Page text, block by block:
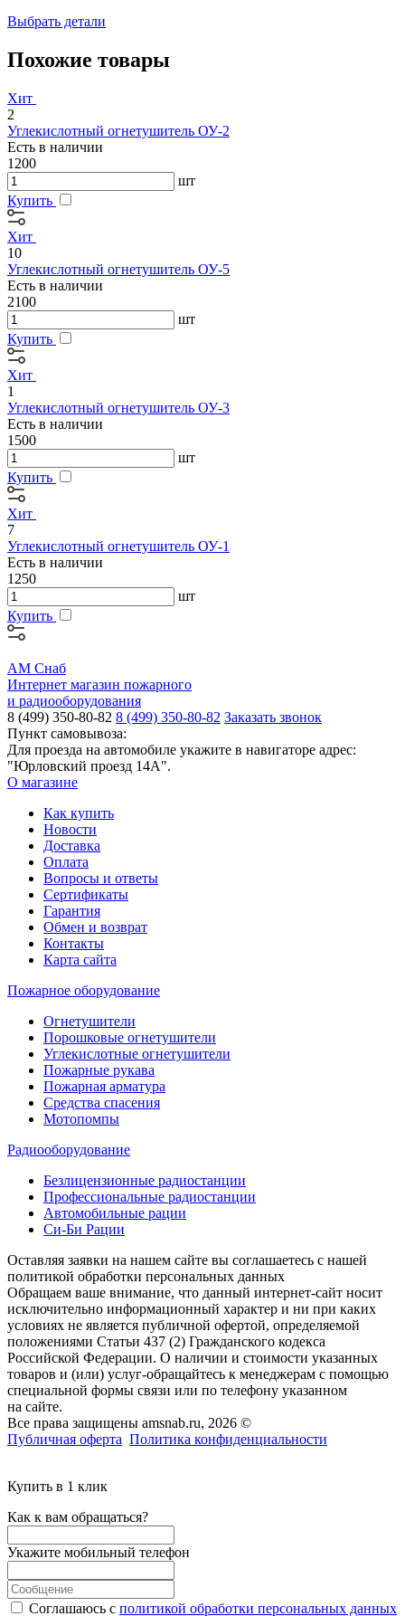
Выбрать детали
Похожие товары
Хит
2
Углекислотный огнетушитель ОУ-2
Есть в наличии
1200
шт
Купить
Хит
10
Углекислотный огнетушитель ОУ-5
Есть в наличии
2100
шт
Купить
Хит
1
Углекислотный огнетушитель ОУ-3
Есть в наличии
1500
шт
Купить
Хит
7
Углекислотный огнетушитель ОУ-1
Есть в наличии
1250
шт
Купить
АМ Снаб
Интернет магазин пожарного
и радиооборудования
8 (499) 350-80-82 8 (499) 350-80-82 Заказать звонок
Пункт самовывоза:
Для проезда на автомобиле укажите в навигаторе адрес:
"Юрловский проезд 14А".
О магазине
Как купить
Новости
Доставка
Оплата
Вопросы и ответы
Сертификаты
Гарантия
Обмен и возврат
Контакты
Карта сайта
Пожарное оборудование
Огнетушители
Порошковые огнетушители
Углекислотные огнетушители
Пожарные рукава
Пожарная арматура
Средства спасения
Мотопомпы
Радиооборудование
Безлицензионные радиостанции
Профессиональные радиостанции
Автомобильные рации
Си-Би Рации
Оставляя заявки на нашем сайте вы соглашаетесь с нашей
политикой обработки персональных данных
Обращаем ваше внимание, что данный интернет-сайт носит
исключительно информационный характер и ни при каких
условиях не является публичной офертой, определяемой
положениями Статьи 437 (2) Гражданского кодекса
Российской Федерации. О наличии и стоимости указанных
товаров и (или) услуг-обращайтесь к менеджерам с помощью
специальной формы связи или по телефону указанном
на сайте.
Все права защищены amsnab.ru, 2026 ©
Публичная оферта Политика конфиденциальности
Купить в 1 клик
Как к вам обращаться?
Укажите мобильный телефон
Соглашаюсь с политикой обработки персональных данных